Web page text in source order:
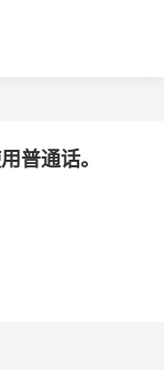
普通话。